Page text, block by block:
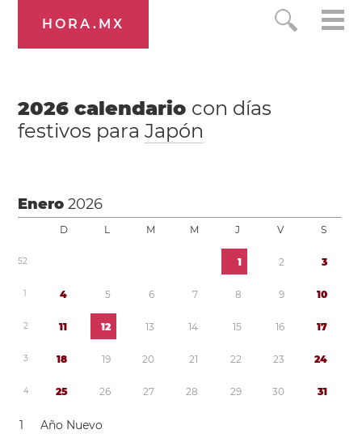
HORA.MX
2026 calendario con días
festivos paraJapón
Enero2026
D L M M J V S
52 1 2 3
1 4 5 6 7 8 9 10
2 11 12 13 14 15 16 17
3 18 19 20 21 22 23 24
4 25 26 27 28 29 30 31
1
Año Nuevo